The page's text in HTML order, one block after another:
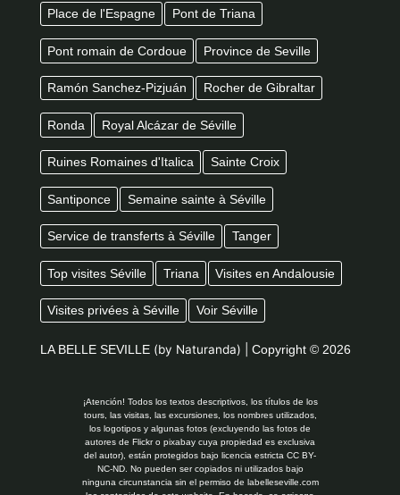
Place de l'Espagne Pont de Triana
Pont romain de Cordoue Province de Seville
Ramón Sanchez-Pizjuán Rocher de Gibraltar
Ronda Royal Alcázar de Séville
Ruines Romaines d'Italica Sainte Croix
Santiponce Semaine sainte à Séville
Service de transferts à Séville Tanger
Top visites Séville Triana Visites en Andalousie
Visites privées à Séville Voir Séville
LA BELLE SEVILLE (by Naturanda) | Copyright © 2026
¡Atención! Todos los textos descriptivos, los títulos de los
tours, las visitas, las excursiones, los nombres utilizados,
los logotipos y algunas fotos (excluyendo las fotos de
autores de Flickr o pixabay cuya propiedad es exclusiva
del autor), están protegidos bajo licencia estricta CC BY-
NC-ND. No pueden ser copiados ni utilizados bajo
ninguna circunstancia sin el permiso de labelleseville.com